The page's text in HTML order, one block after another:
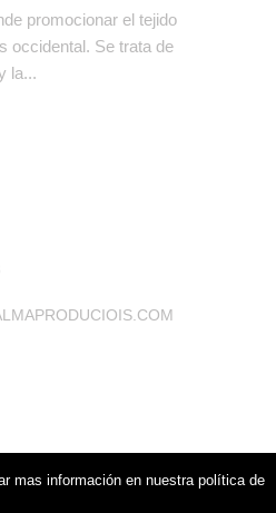
promocionar el tejido
occidental. Se trata de
la...
mas información en nuestra política de